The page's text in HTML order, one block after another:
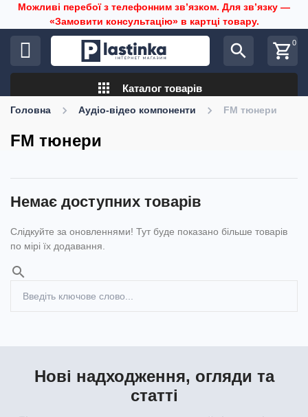
Можливі перебої з телефонним звʼязком. Для звʼязку —
«Замовити консультацію» в картці товару.
search shopping_cart0
apps Каталог товарів
Головна Аудіо-відео компоненти FM тюнери
FM тюнери
Немає доступних товарів
Слідкуйте за оновленнями! Тут буде показано більше товарів
по мірі їх додавання.
search
Нові надходження, огляди та
статті